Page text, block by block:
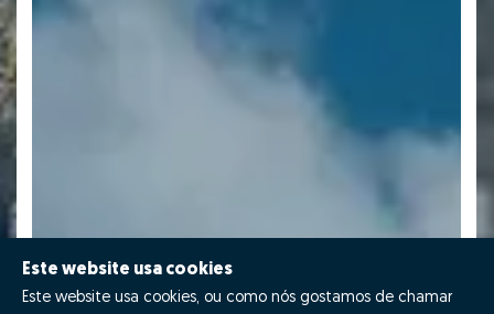
Este website usa cookies
Este website usa cookies, ou como nós gostamos de chamar